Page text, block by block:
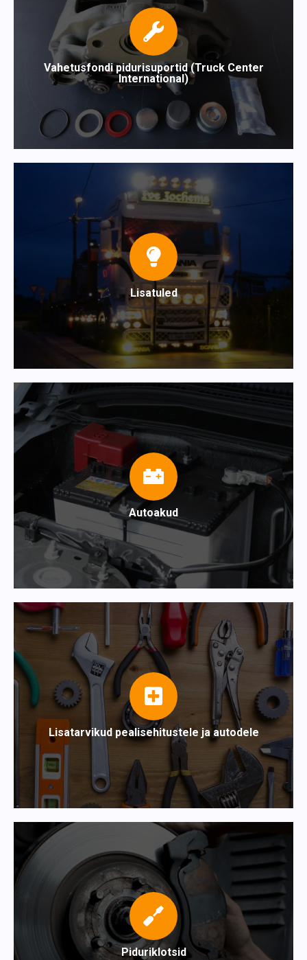
Vahetusfondi pidurisuportid (Truck Center
International)
Lisatuled
Autoakud
Lisatarvikud pealisehitustele ja autodele
Piduriklotsid